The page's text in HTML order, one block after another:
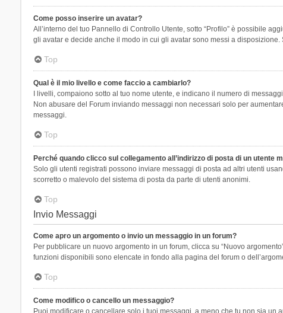
Come posso inserire un avatar?
All’interno del tuo Pannello di Controllo Utente, sotto “Profilo” è possibile
gli avatar e decide anche il modo in cui gli avatar sono messi a
Top
Qual è il mio livello e come faccio a cambiarlo?
I livelli, compaiono sotto al tuo nome utente, e indicano il numero di
Non abusare del Forum inviando messaggi non necessari solo per
messaggi.
Top
Perché quando clicco sul collegamento all’indirizzo di posta di un utente
Solo gli utenti registrati possono inviare messaggi di posta ad altri utenti
scorretto o malevolo del sistema di posta da parte di utenti anonimi.
Top
Invio Messaggi
Come apro un argomento o invio un messaggio in un forum?
Per pubblicare un nuovo argomento in un forum, clicca su “Nuovo
funzioni disponibili sono elencate in fondo alla pagina del forum o
Top
Come modifico o cancello un messaggio?
Puoi modificare o cancellare solo i tuoi messaggi, a meno che tu non sia